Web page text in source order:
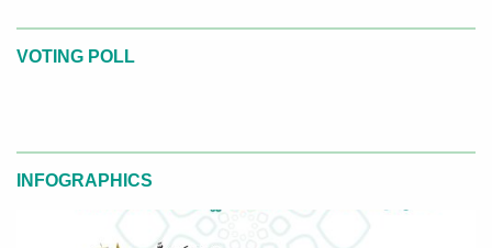
VOTING POLL
INFOGRAPHICS